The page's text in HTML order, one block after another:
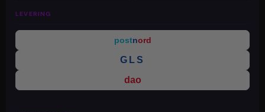
LEVERING
postnord
GLS
dao